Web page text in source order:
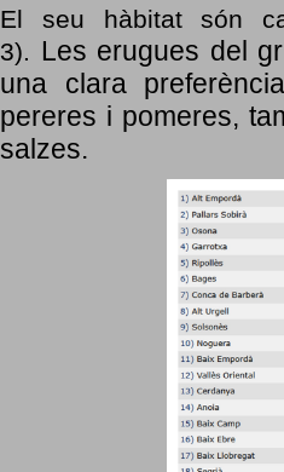
El seu hàbitat són
3). Les erugues del
una clara
pereres i pomeres,
salzes.